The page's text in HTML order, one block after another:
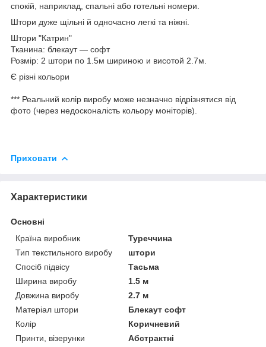
спокій, наприклад, спальні або готельні номери.
Штори дуже щільні й одночасно легкі та ніжні.
Штори "Катрин"
Тканина: блекаут — софт
Розмір: 2 штори по 1.5м шириною и висотой 2.7м.
Є різні кольори
*** Реальний колір виробу може незначно відрізнятися від
фото (через недосконалість кольору моніторів).
Приховати
Характеристики
Основні
Країна виробник
Туреччина
Тип текстильного виробу
штори
Спосіб підвісу
Тасьма
Ширина виробу
1.5 м
Довжина виробу
2.7 м
Матеріал штори
Блекаут софт
Колір
Коричневий
Принти, візерунки
Абстрактні